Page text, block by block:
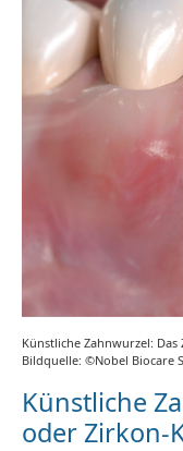
Künstliche Zahnwurzel:
Bildquelle: ©Nobel Biocare
Künstliche
oder Zirkon-